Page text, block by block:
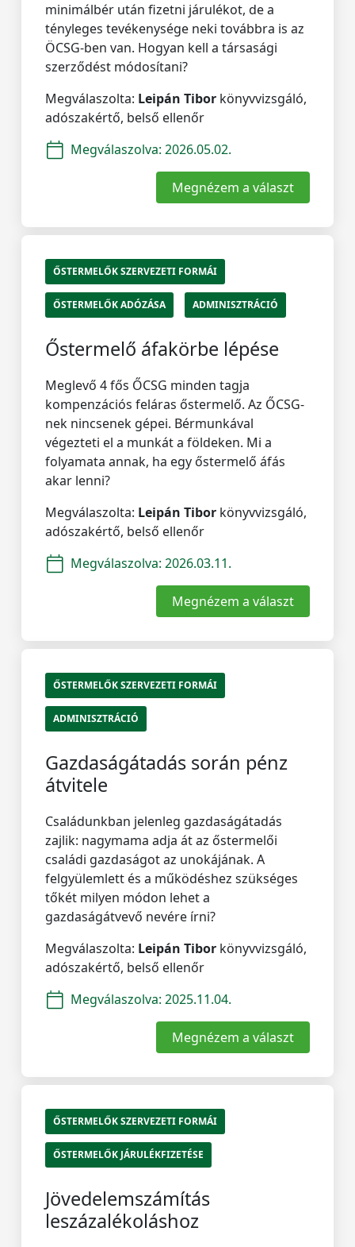
minimálbér után fizetni járulékot, de a
tényleges tevékenysége neki továbbra is az
ÖCSG-ben van. Hogyan kell a társasági
szerződést módosítani?
Megválaszolta: Leipán Tibor könyvvizsgáló,
adószakértő, belső ellenőr
Megválaszolva: 2026.05.02.
Megnézem a választ
ŐSTERMELŐK SZERVEZETI FORMÁI
ŐSTERMELŐK ADÓZÁSA ADMINISZTRÁCIÓ
Őstermelő áfakörbe lépése
Meglevő 4 fős ŐCSG minden tagja
kompenzációs feláras őstermelő. Az ŐCSG-
nek nincsenek gépei. Bérmunkával
végezteti el a munkát a földeken. Mi a
folyamata annak, ha egy őstermelő áfás
akar lenni?
Megválaszolta: Leipán Tibor könyvvizsgáló,
adószakértő, belső ellenőr
Megválaszolva: 2026.03.11.
Megnézem a választ
ŐSTERMELŐK SZERVEZETI FORMÁI
ADMINISZTRÁCIÓ
Gazdaságátadás során pénz
átvitele
Családunkban jelenleg gazdaságátadás
zajlik: nagymama adja át az őstermelői
családi gazdaságot az unokájának. A
felgyülemlett és a működéshez szükséges
tőkét milyen módon lehet a
gazdaságátvevő nevére írni?
Megválaszolta: Leipán Tibor könyvvizsgáló,
adószakértő, belső ellenőr
Megválaszolva: 2025.11.04.
Megnézem a választ
ŐSTERMELŐK SZERVEZETI FORMÁI
ŐSTERMELŐK JÁRULÉKFIZETÉSE
Jövedelemszámítás
leszázalékoláshoz